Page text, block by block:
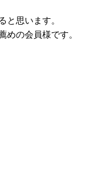
と思います。
めの会員様です。